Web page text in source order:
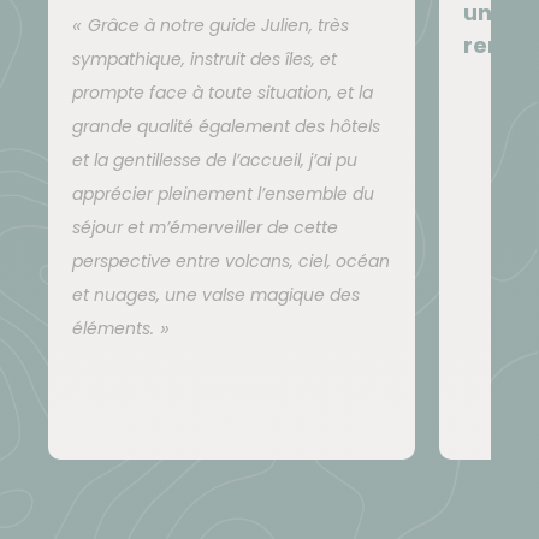
produits canariens.
Ne pas hésiter à signaler allergies ou intolérances
alimentaires afin que notre équipe locale puisse en
tenir compte dans la préparation des repas.
L'eau du robinet n'est pas bonne mais de l'eau
potable est fournie quotidiennement.
Hébergement
étapes.
Grâce à notre guide Julien, très
sympathique, instruit des îles, et
prompte face à toute situation, et la
grande qualité également des hôtels
et la gentillesse de l’accueil, j’ai pu
apprécier pleinement l’ensemble du
séjour et m’émerveiller de cette
perspective entre volcans, ciel, océan
et nuages, une valse magique des
éléments.
un